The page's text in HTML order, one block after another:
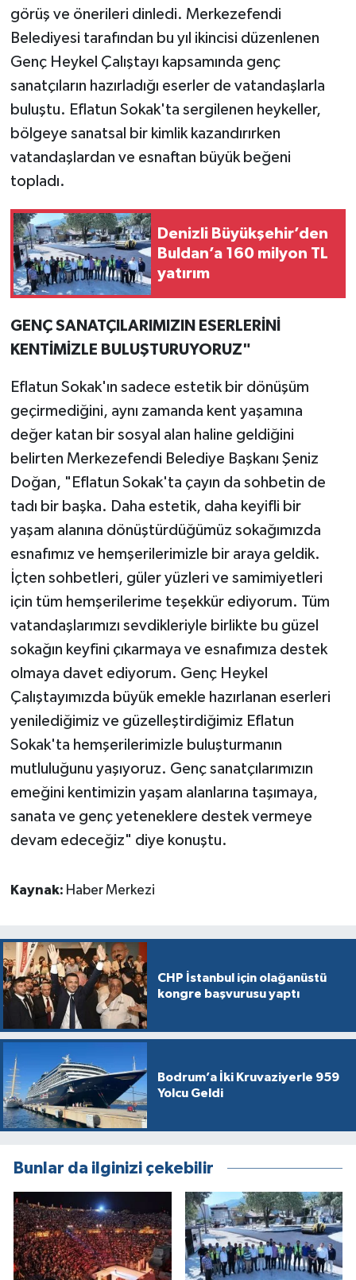
görüş ve önerileri dinledi. Merkezefendi
Belediyesi tarafından bu yıl ikincisi düzenlenen
Genç Heykel Çalıştayı kapsamında genç
sanatçıların hazırladığı eserler de vatandaşlarla
buluştu. Eflatun Sokak'ta sergilenen heykeller,
bölgeye sanatsal bir kimlik kazandırırken
vatandaşlardan ve esnaftan büyük beğeni
topladı.
Denizli Büyükşehir’den
Buldan’a 160 milyon TL
yatırım
GENÇ SANATÇILARIMIZIN ESERLERİNİ
KENTİMİZLE BULUŞTURUYORUZ"
Eflatun Sokak'ın sadece estetik bir dönüşüm
geçirmediğini, aynı zamanda kent yaşamına
değer katan bir sosyal alan haline geldiğini
belirten Merkezefendi Belediye Başkanı Şeniz
Doğan, "Eflatun Sokak'ta çayın da sohbetin de
tadı bir başka. Daha estetik, daha keyifli bir
yaşam alanına dönüştürdüğümüz sokağımızda
esnafımız ve hemşerilerimizle bir araya geldik.
İçten sohbetleri, güler yüzleri ve samimiyetleri
için tüm hemşerilerime teşekkür ediyorum. Tüm
vatandaşlarımızı sevdikleriyle birlikte bu güzel
sokağın keyfini çıkarmaya ve esnafımıza destek
olmaya davet ediyorum. Genç Heykel
Çalıştayımızda büyük emekle hazırlanan eserleri
yenilediğimiz ve güzelleştirdiğimiz Eflatun
Sokak'ta hemşerilerimizle buluşturmanın
mutluluğunu yaşıyoruz. Genç sanatçılarımızın
emeğini kentimizin yaşam alanlarına taşımaya,
sanata ve genç yeteneklere destek vermeye
devam edeceğiz" diye konuştu.
Kaynak: Haber Merkezi
CHP İstanbul için olağanüstü
kongre başvurusu yaptı
Bodrum’a İki Kruvaziyerle 959
Yolcu Geldi
Bunlar da ilginizi çekebilir